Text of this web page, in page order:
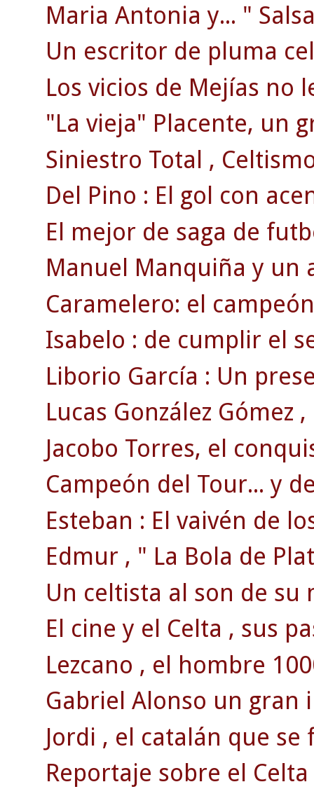
Maria Antonia y... "
Un escritor de pluma
Los vicios de Mejías no
"La vieja" Placente, un
Siniestro Total ,
Del Pino : El gol con
El mejor de saga de
Manuel Manquiña y un
Caramelero: el
Isabelo : de cumplir el
Liborio García : Un
Lucas González Gómez
Jacobo Torres, el
Campeón del Tour... y
Esteban : El vaivén de
Edmur , " La Bola de
Un celtista al son de su
El cine y el Celta , sus
Lezcano , el hombre
Gabriel Alonso un gran
Jordi , el catalán que se
Reportaje sobre el